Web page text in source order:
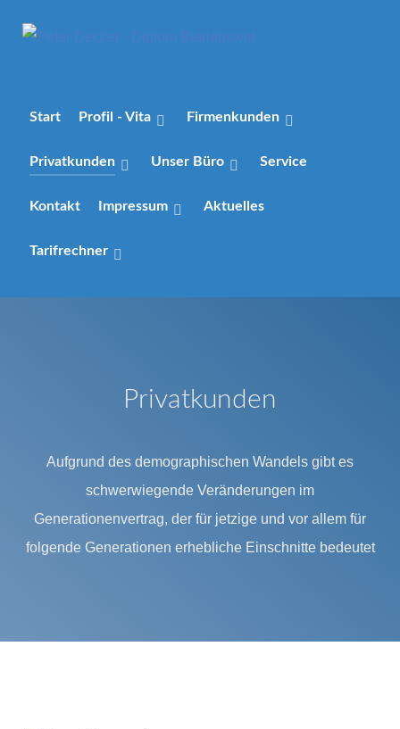
Start Profil - Vita Firmenkunden
Privatkunden Unser Büro Service
Kontakt Impressum Aktuelles
Tarifrechner
Privatkunden
Aufgrund des demographischen Wandels gibt es
schwerwiegende Veränderungen im
Generationenvertrag, der für jetzige und vor allem für
folgende Generationen erhebliche Einschnitte bedeutet